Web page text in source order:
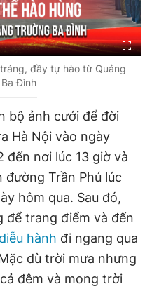
đầy tự hào từ Quảng
Đình
bộ ảnh cưới để đời
Hà Nội vào ngày
đến nơi lúc 13 giờ và
đường Trần Phú lúc
hôm qua. Sau đó,
để trang điểm và đến
hành đi ngang qua
dù trời mưa nhưng
đêm và mong trời